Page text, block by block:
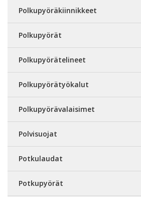
Polkupyöräkiinnikkeet
Polkupyörät
Polkupyörätelineet
Polkupyörätyökalut
Polkupyörävalaisimet
Polvisuojat
Potkulaudat
Potkupyörät